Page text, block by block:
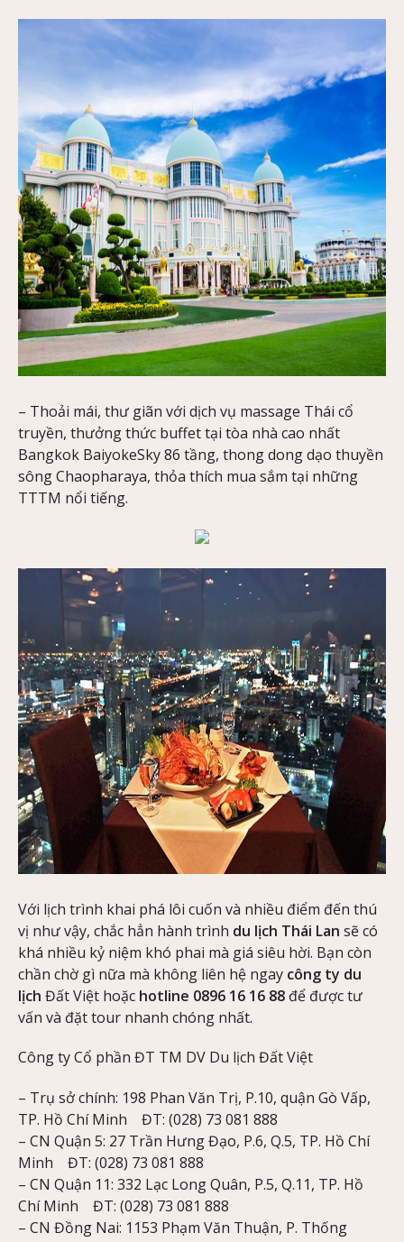
– Thoải mái, thư giãn với dịch vụ massage Thái cổ
truyền, thưởng thức buffet tại tòa nhà cao nhất
Bangkok BaiyokeSky 86 tầng, thong dong dạo thuyền
sông Chaopharaya, thỏa thích mua sắm tại những
TTTM nổi tiếng.
Với lịch trình khai phá lôi cuốn và nhiều điểm đến thú
vị như vậy, chắc hẳn hành trình du lịch Thái Lan sẽ có
khá nhiều kỷ niệm khó phai mà giá siêu hời. Bạn còn
chần chờ gì nữa mà không liên hệ ngay công ty du
lịch Đất Việt hoặc hotline 0896 16 16 88 để được tư
vấn và đặt tour nhanh chóng nhất.
Công ty Cổ phần ĐT TM DV Du lịch Đất Việt
– Trụ sở chính: 198 Phan Văn Trị, P.10, quận Gò Vấp,
TP. Hồ Chí Minh ĐT: (028) 73 081 888
– CN Quận 5: 27 Trần Hưng Đạo, P.6, Q.5, TP. Hồ Chí
Minh ĐT: (028) 73 081 888
– CN Quận 11: 332 Lạc Long Quân, P.5, Q.11, TP. Hồ
Chí Minh ĐT: (028) 73 081 888
– CN Đồng Nai: 1153 Phạm Văn Thuận, P. Thống